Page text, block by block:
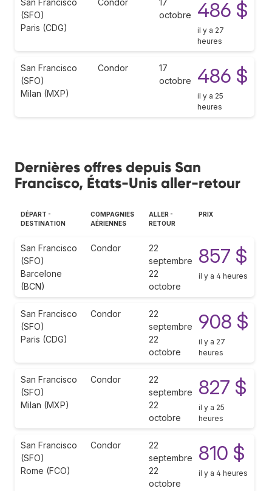
(SFO)
Paris (CDG)
octobre
486 $
il y a 27
heures
San Francisco
(SFO)
Milan (MXP)
Condor
17
octobre
486 $
il y a 25
heures
Dernières offres depuis San
Francisco, États-Unis aller-retour
DÉPART -
DESTINATION
COMPAGNIES
AÉRIENNES
ALLER -
RETOUR
PRIX
San Francisco
(SFO)
Barcelone
(BCN)
Condor
22
septembre
22
octobre
857 $
il y a 4 heures
San Francisco
(SFO)
Paris (CDG)
Condor
22
septembre
22
octobre
908 $
il y a 27
heures
San Francisco
(SFO)
Milan (MXP)
Condor
22
septembre
22
octobre
827 $
il y a 25
heures
San Francisco
(SFO)
Rome (FCO)
Condor
22
septembre
22
octobre
810 $
il y a 4 heures